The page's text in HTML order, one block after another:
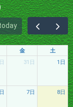
金
土
31日 1日
7日 8日